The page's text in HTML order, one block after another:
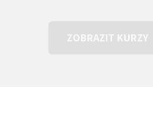
ZOBRAZIT KURZY